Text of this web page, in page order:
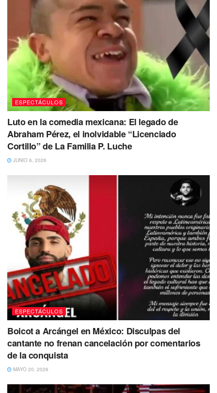
Si bien, aún no se han dado más detalles legales de las
acusaciones, el tema sigue dando de qué hablar.
demostrado su apoyo desde el caso anterior en el que
también se le acusó de agresión contra una menor de
le ha relacionado a una cantante, hay quienes han puesto
en duda la inocencia del OV7.
abuso sexual
Kalimba
Mariana Ochoa
Melissa
ESPECTÁCULOS
Luto en la comedia mexicana: El legado de
Abraham Pérez, el inolvidable “Licenciado
Cortillo” de La Familia P. Luche
JUNIO 6, 2026
ESPECTÁCULOS
Boicot a Arcángel en México: Disculpas del
cantante no frenan cancelación por comentarios
de la conquista
MAYO 20, 2026